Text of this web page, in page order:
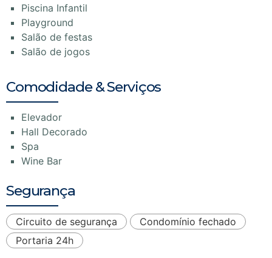
Piscina Infantil
Playground
Salão de festas
Salão de jogos
Comodidade & Serviços
Elevador
Hall Decorado
Spa
Wine Bar
Segurança
Circuito de segurança
Condomínio fechado
Portaria 24h